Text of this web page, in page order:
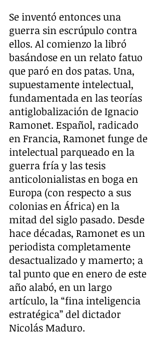
Se inventó entonces una
guerra sin escrúpulo contra
ellos. Al comienzo la libró
basándose en un relato fatuo
que paró en dos patas. Una,
supuestamente intelectual,
fundamentada en las teorías
antiglobalización de Ignacio
Ramonet. Español, radicado
en Francia, Ramonet funge de
intelectual parqueado en la
guerra fría y las tesis
anticolonialistas en boga en
Europa (con respecto a sus
colonias en África) en la
mitad del siglo pasado. Desde
hace décadas, Ramonet es un
periodista completamente
desactualizado y mamerto; a
tal punto que en enero de este
año alabó, en un largo
artículo, la “fina inteligencia
estratégica” del dictador
Nicolás Maduro.